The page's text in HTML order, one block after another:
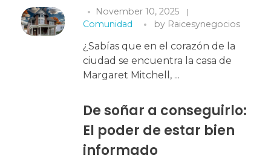
November 10, 2025
Comunidad
by Raicesynegocios
¿Sabías que en el corazón de la
ciudad se encuentra la casa de
Margaret Mitchell, ...
De soñar a conseguirlo:
El poder de estar bien
informado